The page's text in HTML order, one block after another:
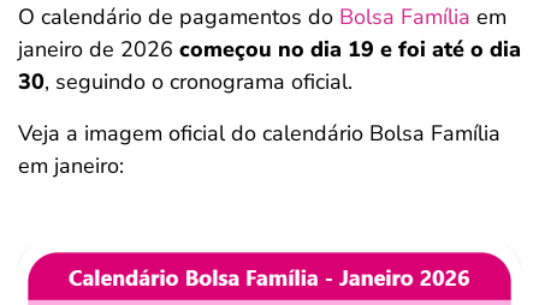
O calendário de pagamentos do Bolsa Família em
janeiro de 2026 começou no dia 19 e foi até o dia
30, seguindo o cronograma oficial.
Veja a imagem oficial do calendário Bolsa Família
em janeiro: